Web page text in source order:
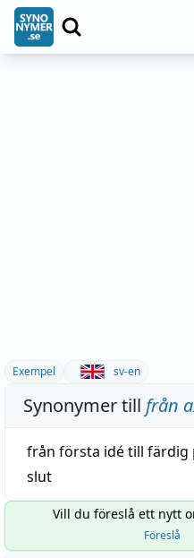
Exempel sv-en
Synonymer till från
från första idétill färdig
slut
Vill du föreslå ett nytt
Föreslå